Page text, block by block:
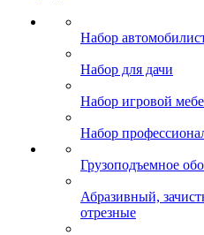
Набор
Набор для дачи
Набор игровой
Набор
Грузоподъемное
Абразивный,
отрезные